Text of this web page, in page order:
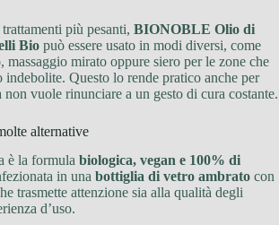
più pesanti, BIONOBLE Olio di
Bio può essere usato in modi diversi, come
massaggio mirato oppure siero per le zone che
indebolite. Questo lo rende pratico anche per
vuole rinunciare a un gesto di cura costante.
alternative
è la formula biologica, vegan e 100% di
in una bottiglia di vetro ambrato con
trasmette attenzione sia alla qualità degli
d’uso.